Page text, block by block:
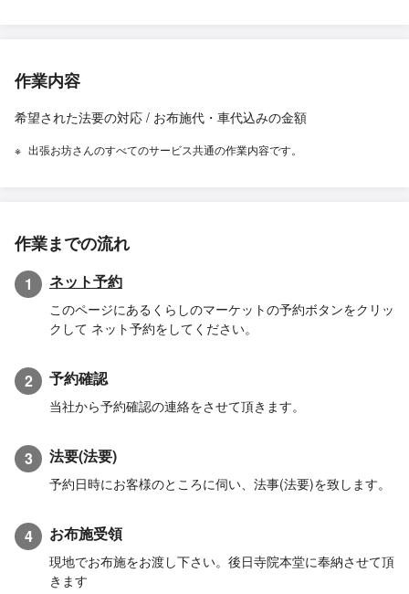
作業内容
希望された法要の対応 / お布施代・車代込みの金額
出張お坊さんのすべてのサービス共通の作業内容です。
作業までの流れ
1 ネット予約
このページにあるくらしのマーケットの予約ボタンをクリッ
クして ネット予約をしてください。
2 予約確認
当社から予約確認の連絡をさせて頂きます。
3 法要(法要)
予約日時にお客様のところに伺い、法事(法要)を致します。
4 お布施受領
現地でお布施をお渡し下さい。後日寺院本堂に奉納させて頂
きます